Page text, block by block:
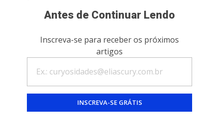
Antes de Continuar Lendo
Inscreva-se para receber os próximos
artigos